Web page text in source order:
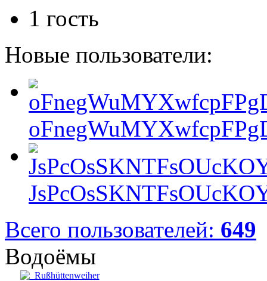
1 гость
Новые пользователи:
Всего пользователей: 649
Водоёмы
Rußhüttenweiher